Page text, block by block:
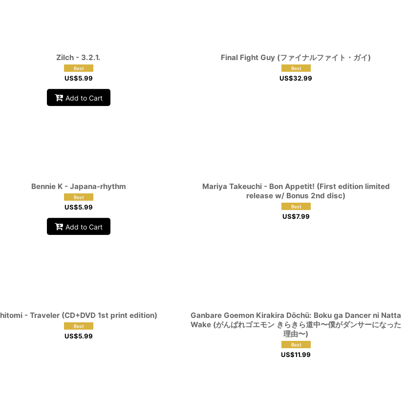
Zilch - 3.2.1.
US$5.99
Add to Cart
Final Fight Guy (ファイナルファイト・ガイ)
US$32.99
Bennie K - Japana‑rhythm
US$5.99
Add to Cart
Mariya Takeuchi - Bon Appetit! (First edition limited
release w/ Bonus 2nd disc)
US$7.99
hitomi - Traveler (CD+DVD 1st print edition)
US$5.99
Ganbare Goemon Kirakira Dōchū: Boku ga Dancer ni Natta
Wake (がんばれゴエモン きらきら道中〜僕がダンサーになった
理由〜)
US$11.99